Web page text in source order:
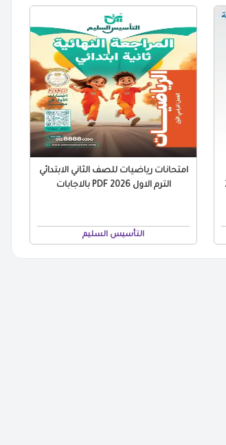
امتحانات رياضيات للصف الثاني الابتدائي
الترم الاول 2026 PDF بالاجابات
التأسيس السليم